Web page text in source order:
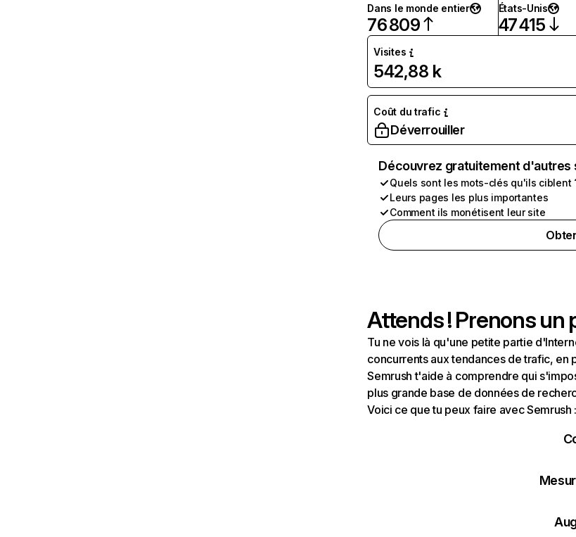
Dans le monde entier
76 809
États-Unis
47 415
Visites
542,88 k
Coût du trafic
Déverrouiller
Découvrez gratuitement
Quels sont les mots-clés qu'ils ciblent
Leurs pages les plus importantes
Comment ils monétisent leur site
Attends ! Prenons un
Tu ne vois là qu'une petite partie
concurrents aux tendances de trafic, en
Semrush t'aide à comprendre qui
plus grande base de données de
Voici ce que tu peux faire avec Semrush